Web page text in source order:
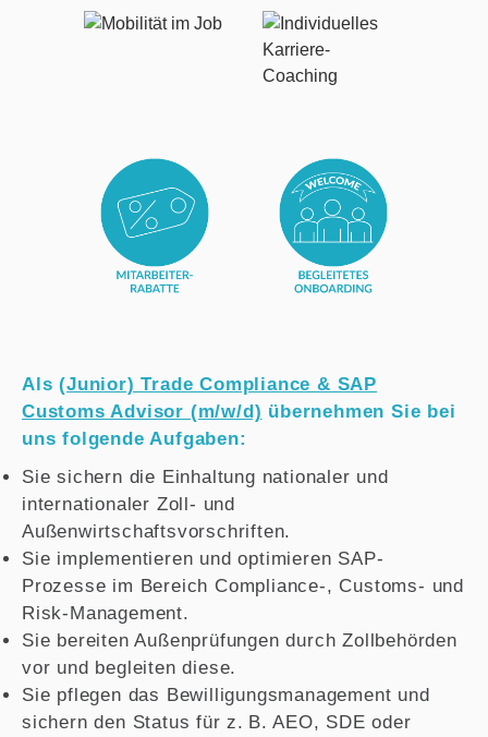
Als(Junior) Trade Compliance & SAP
Customs Advisor (m/w/d) übernehmen Sie bei
uns folgende Aufgaben:
Sie sichern die Einhaltung nationaler und
internationaler Zoll- und
Außenwirtschaftsvorschriften.
Sie implementieren und optimieren SAP-
Prozesse im Bereich Compliance-, Customs- und
Risk-Management.
Sie bereiten Außenprüfungen durch Zollbehörden
vor und begleiten diese.
Sie pflegen das Bewilligungsmanagement und
sichern den Status für z. B. AEO, SDE oder